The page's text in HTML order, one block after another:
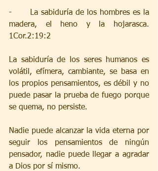
-      La sabiduría de los hombres es la
madera, el heno y la hojarasca.
1Cor.2:19:2
La sabiduría de los seres humanos es
volátil, efímera, cambiante, se basa en
los propios pensamientos, es débil y no
puede pasar la prueba de fuego porque
se quema, no persiste.
Nadie puede alcanzar la vida eterna por
seguir los pensamientos de ningún
pensador, nadie puede llegar a agradar
a Dios por sí mismo.